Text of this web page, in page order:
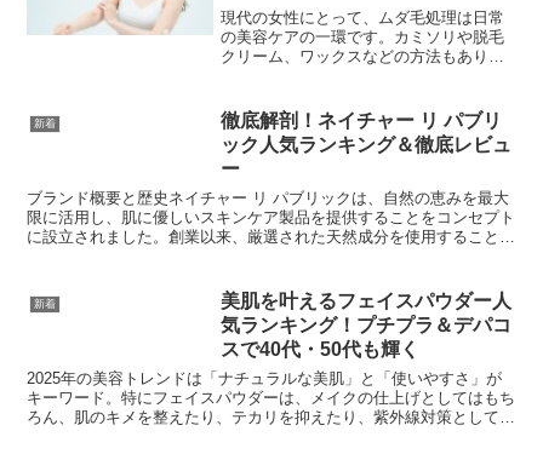
現代の女性にとって、ムダ毛処理は日常
の美容ケアの一環です。カミソリや脱毛
クリーム、ワックスなどの方法もありま
運びに便利」といった点で注目されてい
ます。特に、敏感肌や自己処...
新着
徹底解剖！ネイチャー リ パブリ
ック人気ランキング＆徹底レビュ
ー
ブランド概要と歴史ネイチャー リ パブリックは、自然の恵みを最大
限に活用し、肌に優しいスキンケア製品を提供することをコンセプト
に設立されました。創業以来、厳選された天然成分を使用すること
新着
美肌を叶えるフェイスパウダー人
気ランキング！プチプラ＆デパコ
スで40代・50代も輝く
2025年の美容トレンドは「ナチュラルな美肌」と「使いやすさ」が
キーワード。特にフェイスパウダーは、メイクの仕上げとしてはもち
ろん、肌のキメを整えたり、テカリを抑えたり、紫外線対策としても